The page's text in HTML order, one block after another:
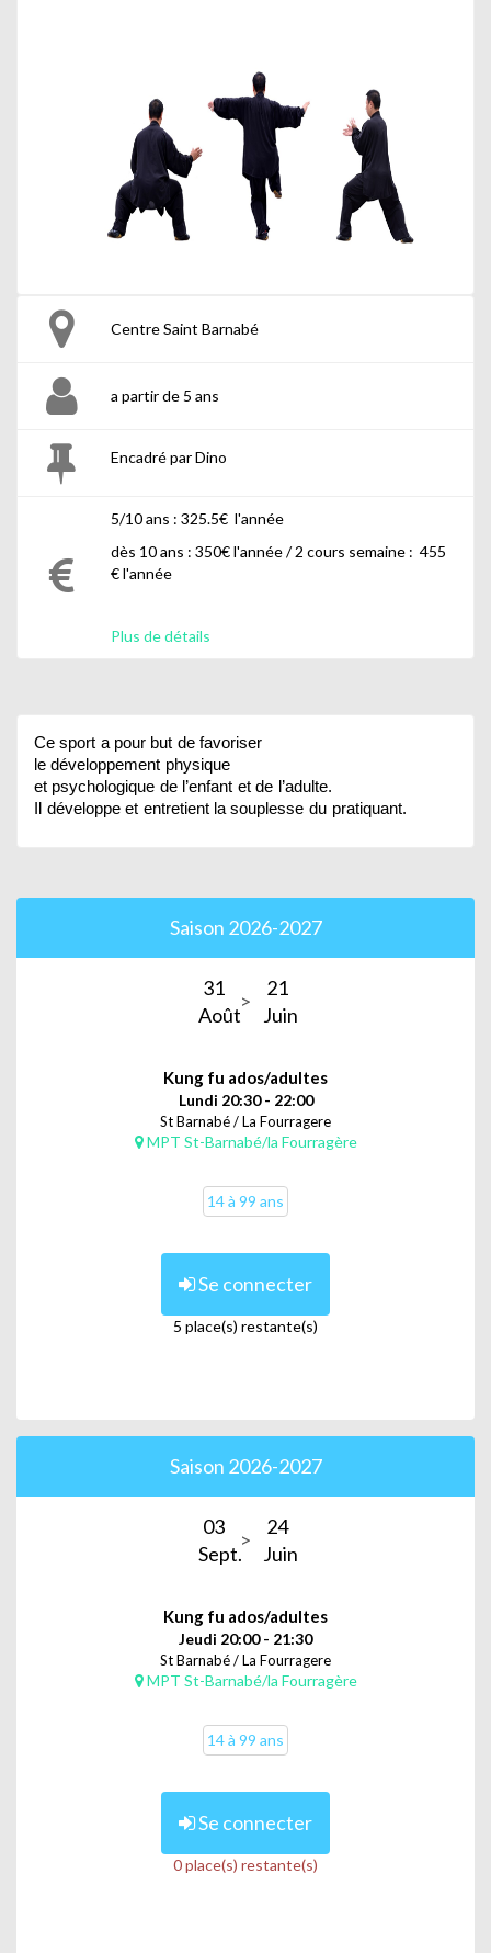
Centre Saint Barnabé
a partir de 5 ans
Encadré par Dino
5/10 ans : 325.5€ l'année
dès 10 ans : 350€ l'année / 2 cours semaine : 455
€ l'année
Plus de détails
Ce sport a pour but de favoriser
le développement physique
et psychologique de l’enfant et de l’adulte.
développe et entretient la souplesse du pratiquant.
Saison 2026-2027
31
Août
21
Juin
Kung fu ados/adultes
Lundi 20:30 - 22:00
St Barnabé / La Fourragere
MPT St-Barnabé/la Fourragère
14 à 99 ans
Se connecter
5 place(s) restante(s)
Saison 2026-2027
03
Sept.
24
Juin
Kung fu ados/adultes
Jeudi 20:00 - 21:30
St Barnabé / La Fourragere
MPT St-Barnabé/la Fourragère
14 à 99 ans
Se connecter
0 place(s) restante(s)